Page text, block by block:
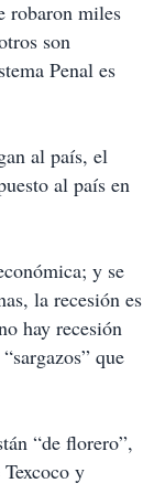
robaron miles
son
Penal es
al país, el
al país en
y se
la recesión es
hay recesión
que
“de florero”,
y